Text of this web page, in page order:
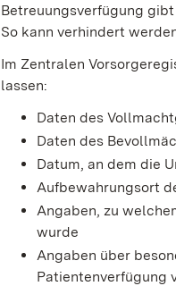
Betreuungsverfügung
So kann verhindert
Im Zentralen
lassen:
Daten des
Daten des
Datum, an dem die
Aufbewahrungsort
Angaben, zu
wurde
Angaben über
Patientenverfügung